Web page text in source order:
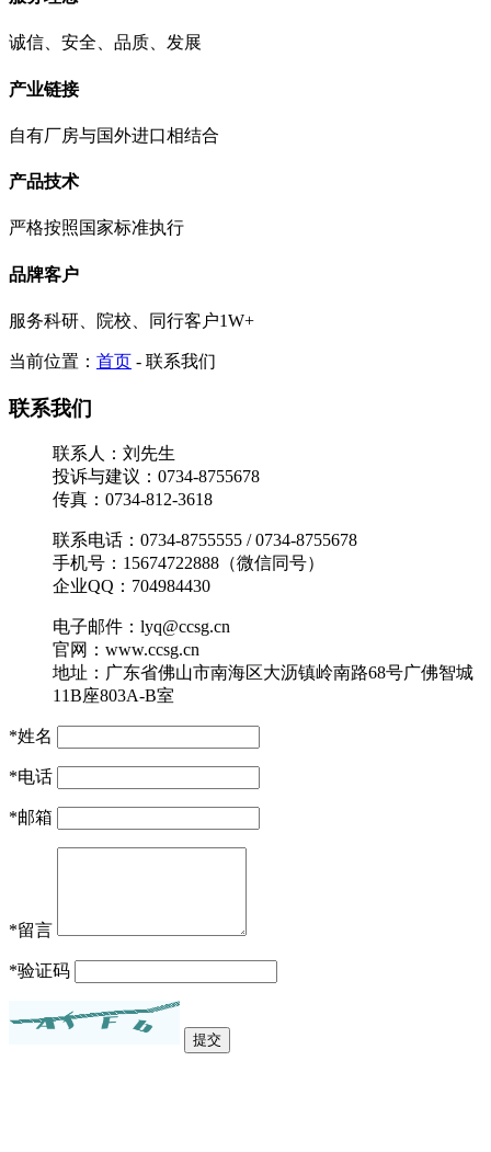
诚信、安全、品质、发展
产业链接
自有厂房与国外进口相结合
产品技术
严格按照国家标准执行
品牌客户
服务科研、院校、同行客户1W+
当前位置： 首页 - 联系我们
联系我们
联系人：刘先生
投诉与建议：0734-8755678
传真：0734-812-3618
联系电话：0734-8755555 / 0734-8755678
手机号：15674722888（微信同号）
企业QQ：704984430
电子邮件：lyq@ccsg.cn
官网：www.ccsg.cn
地址：广东省佛山市南海区大沥镇岭南路68号广佛智城
11B座803A-B室
*姓名
*电话
*邮箱
*留言
*验证码